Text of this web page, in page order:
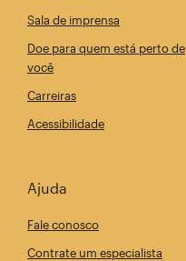
Sala de imprensa
Doe para quem está perto de
você
Carreiras
Acessibilidade
Ajuda
Fale conosco
Contrate um especialista